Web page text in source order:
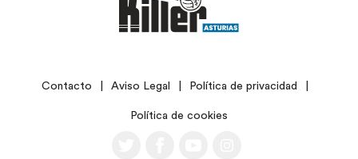
LEGALContacto Aviso Legal Política de privacidad
Política de cookies